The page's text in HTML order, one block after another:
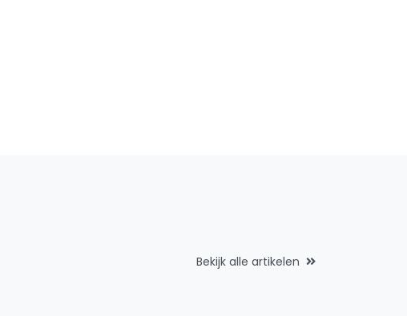
Bekijk alle artikelen